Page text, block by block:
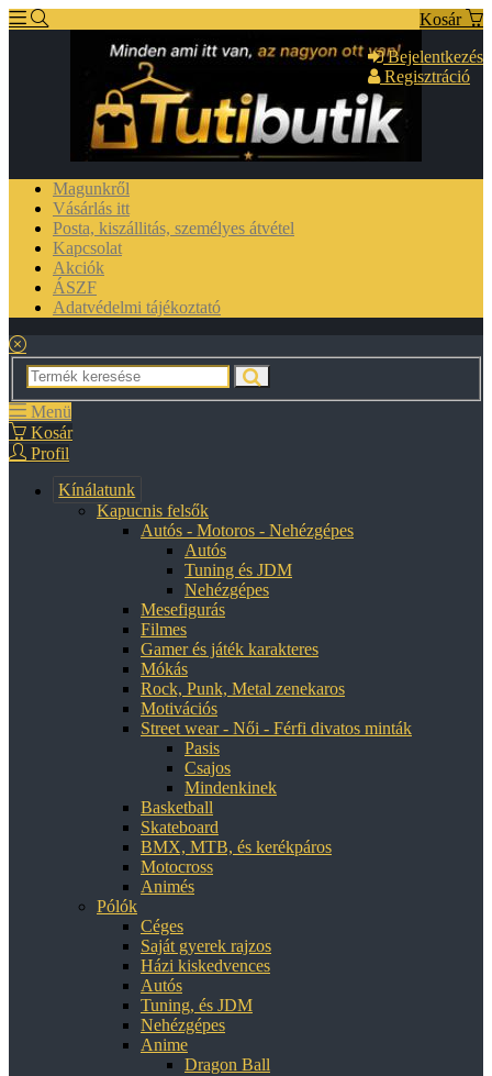
Kosár
Bejelentkezés
Regisztráció
Magunkről
Vásárlás itt
Posta, kiszállitás, személyes átvétel
Kapcsolat
Akciók
ÁSZF
Adatvédelmi tájékoztató
Menü
Kosár
Profil
Kínálatunk
Kapucnis felsők
Autós - Motoros - Nehézgépes
Autós
Tuning és JDM
Nehézgépes
Mesefigurás
Filmes
Gamer és játék karakteres
Mókás
Rock, Punk, Metal zenekaros
Motivációs
Street wear - Női - Férfi divatos minták
Pasis
Csajos
Mindenkinek
Basketball
Skateboard
BMX, MTB, és kerékpáros
Motocross
Animés
Pólók
Céges
Saját gyerek rajzos
Házi kiskedvences
Autós
Tuning, és JDM
Nehézgépes
Anime
Dragon Ball